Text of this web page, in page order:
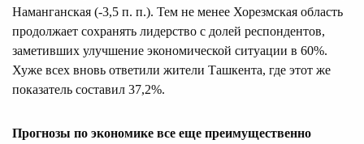
Наманганская (-3,5 п. п.). Тем не менее Хорезмская область
продолжает сохранять лидерство с долей респондентов,
заметивших улучшение экономической ситуации в 60%.
Хуже всех вновь ответили жители Ташкента, где этот же
показатель составил 37,2%.
Прогнозы по экономике все еще преимущественно